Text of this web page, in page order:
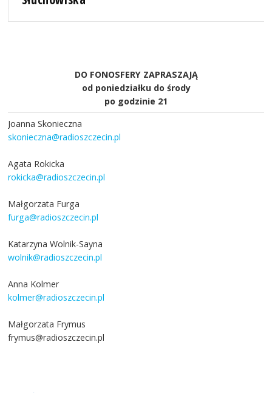
DO FONOSFERY ZAPRASZAJĄ
od poniedziałku do środy
po godzinie 21
Joanna Skonieczna
skonieczna@radioszczecin.pl
Agata Rokicka
rokicka@radioszczecin.pl
Małgorzata Furga
furga@radioszczecin.pl
Katarzyna Wolnik-Sayna
wolnik@radioszczecin.pl
Anna Kolmer
kolmer@radioszczecin.pl
Małgorzata Frymus
frymus@radioszczecin.pl